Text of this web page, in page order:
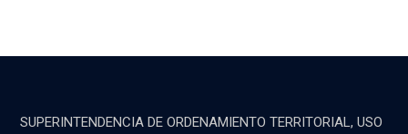
SUPERINTENDENCIA DE ORDENAMIENTO TERRITORIAL, USO